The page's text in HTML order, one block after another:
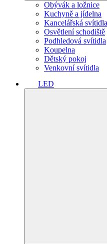
Obývák a ložnice
Kuchyně a jídelna
Kancelářská svítidla
Osvětlení schodiště
Podhledová svítidla
Koupelna
Dětský pokoj
Venkovní svítidla
LED